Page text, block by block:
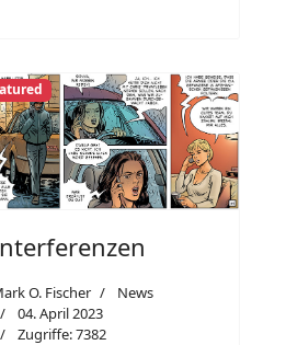
O. Fischer
News
04. April 2023
Zugriffe: 7382